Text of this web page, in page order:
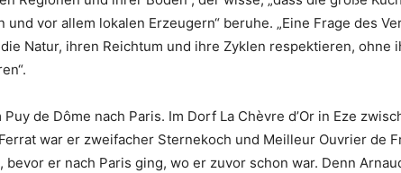
vor allem lokalen Erzeugern“ beruhe. „Eine Frage des
Natur, ihren Reichtum und ihre Zyklen respektieren, ohne
de Dôme nach Paris. Im Dorf La Chèvre d’Or in Eze
war er zweifacher Sternekoch und Meilleur Ouvrier de
er nach Paris ging, wo er zuvor schon war. Denn